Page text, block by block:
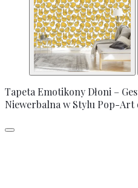
Tapeta Emotikony Dłoni –
Niewerbalna w Stylu Pop-Art